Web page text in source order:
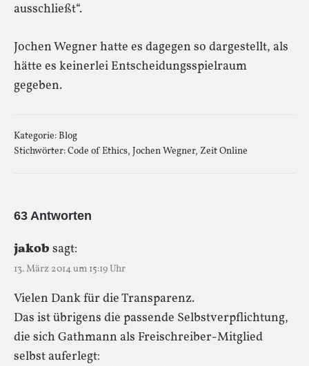
ausschließt“.
Jochen Wegner hatte es dagegen so dargestellt, als
hätte es keinerlei Entscheidungsspielraum
gegeben.
Kategorie:Blog
Stichwörter:Code of Ethics, Jochen Wegner, Zeit Online
63 Antworten
jakob sagt:
13. März 2014 um 15:19 Uhr
Vielen Dank für die Transparenz.
Das ist übrigens die passende Selbstverpflichtung,
die sich Gathmann als Freischreiber-Mitglied
selbst auferlegt: